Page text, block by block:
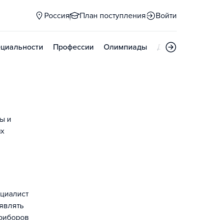
Россия План поступления Войти
Профессии Олимпиады Дни открытых
и